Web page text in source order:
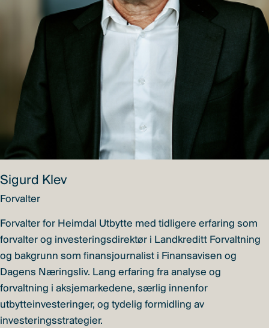
Sigurd Klev
Forvalter
Forvalter for Heimdal Utbytte med tidligere erfaring som
forvalter og investeringsdirektør i Landkreditt Forvaltning
og bakgrunn som finansjournalist i Finansavisen og
Dagens Næringsliv. Lang erfaring fra analyse og
forvaltning i aksjemarkedene, særlig innenfor
utbytteinvesteringer, og tydelig formidling av
investeringsstrategier.